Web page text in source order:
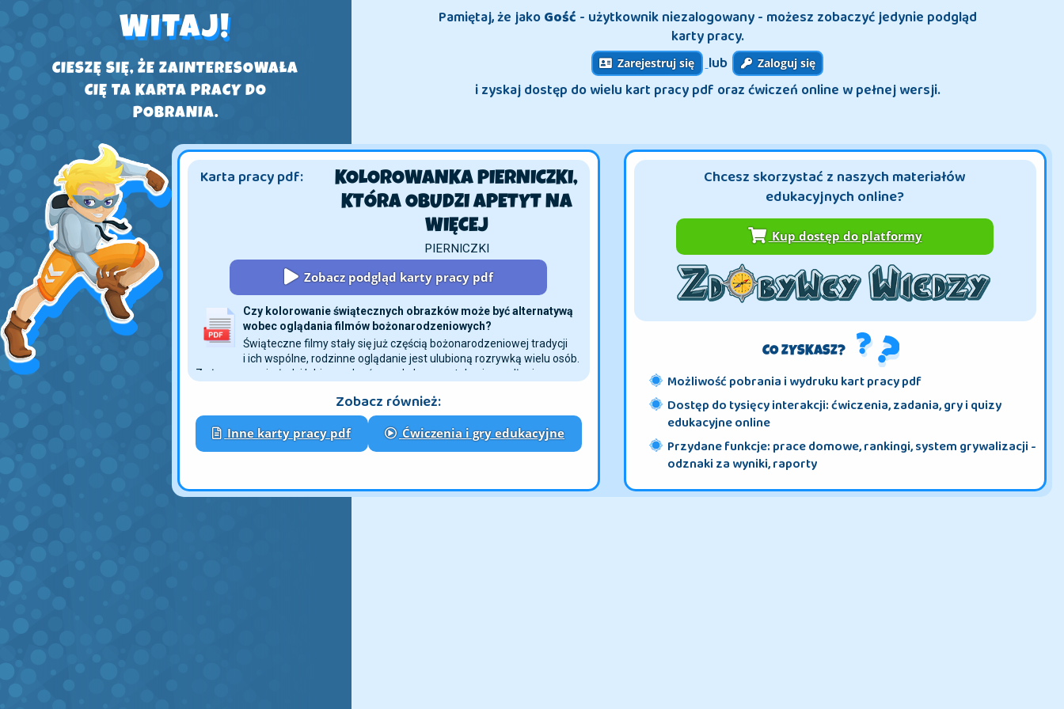
WITAJ!
CIESZĘ SIĘ, ŻE ZAINTERESOWAŁA
CIĘ TA KARTA PRACY DO
POBRANIA.
Pamiętaj, że jakoGość - użytkownik niezalogowany - możesz zobaczyć jedynie podgląd
karty pracy.
Zarejestruj się lub Zaloguj się
i zyskaj dostęp do wielu kart pracy pdf oraz ćwiczeń online w pełnej wersji.
Karta pracy pdf:
KOLOROWANKA PIERNICZKI,
KTÓRA OBUDZI APETYT
NA WIĘCEJ
PIERNICZKI
Zobacz podgląd karty pracy pdf
Czy kolorowanie świątecznych obrazków może być alternatywą
wobec oglądania filmów bożonarodzeniowych?
Świąteczne filmy stały się już częścią bożonarodzeniowej tradycji
i ich wspólne, rodzinne oglądanie jest ulubioną rozrywką wielu osób.
Zwłaszcza najmłodsi lubią spędzać przed ekranem telewizora długie
protestów z ich strony. Zamiast siłą odpędzać malucha pochłoniętego losami
ulubionych bohaterów, lepiej jest postąpić dyplomatycznie i podsunąć
mu arkusz "Kolorowanka pierniczki". Przeznaczony do pokolorowania
obrazek z tematycznym gwiazdkowym motywem pochłonie uwagę dziecka
Daj dziecku tę lub inne malowanki bożonarodzeniowe - kliknj "więcej"!
Zobacz również:
Inne karty pracy pdf Ćwiczenia i gry edukacyjne
Chcesz skorzystać z naszych materiałów
edukacyjnych online?
Kup dostęp do platformy
CO ZYSKASZ?
Możliwość pobrania i wydruku kart pracy pdf
Dostęp do tysięcy interakcji: ćwiczenia, zadania, gry i quizy
edukacyjne online
Przydane funkcje: prace domowe, rankingi, system grywalizacji -
odznaki za wyniki, raporty